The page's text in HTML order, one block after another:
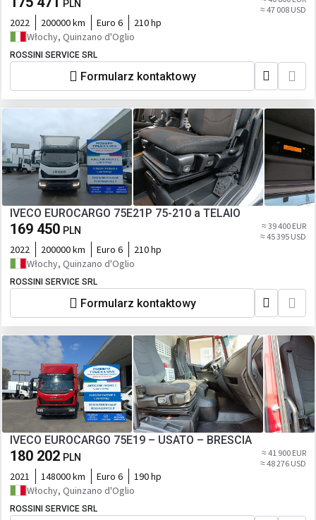
PLN
≈ 47 008 USD
2022 200000 km Euro 6
210 hp
Włochy, Quinzano d'Oglio
ROSSINI SERVICE SRL
Formularz kontaktowy
IVECO EUROCARGO 75E21P 75-210 a TELAIO
169 450 PLN
≈ 39 400 EUR
≈ 45 395 USD
2022 200000 km Euro 6
210 hp
Włochy, Quinzano d'Oglio
ROSSINI SERVICE SRL
Formularz kontaktowy
IVECO EUROCARGO 75E19 – USATO – BRESCIA
180 202 PLN
≈ 41 900 EUR
≈ 48 276 USD
2021 148000 km Euro 6
190 hp
Włochy, Quinzano d'Oglio
ROSSINI SERVICE SRL